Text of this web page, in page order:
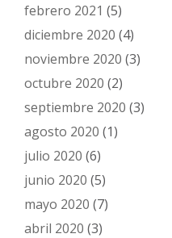
febrero 2021 (5)
diciembre 2020 (4)
noviembre 2020 (3)
octubre 2020 (2)
septiembre 2020 (3)
agosto 2020 (1)
julio 2020 (6)
junio 2020 (5)
mayo 2020 (7)
abril 2020 (3)